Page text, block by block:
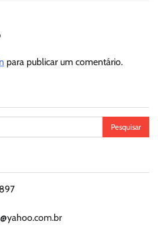
para publicar um comentário.